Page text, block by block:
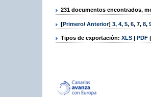
231 documentos encontrados,
[Primero/ Anterior] 3, 4, 5, 6, 7, 8,
Tipos de exportación: XLS | PDF |